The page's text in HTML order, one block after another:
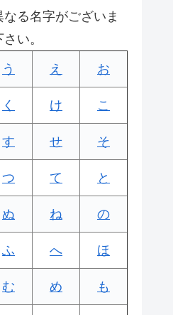
る名字がございま
い。
う え お
く け こ
す せ そ
つ て と
ぬ ね の
ふ へ ほ
む め も